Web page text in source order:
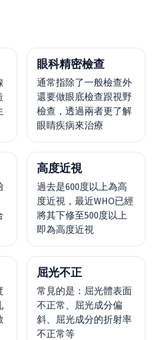
眼科精密檢查
通常指除了一般檢查外
還要做眼底檢查跟視野
檢查，透過兩者更了解
眼睛疾病來治療
高度近視
過去是600度以上為高
度近視，最近WHO已經
將其下修至500度以上
即為高度近視
屈光不正
常見的是：屈光體表面
不正常、屈光成分偏
斜、屈光成分的折射率
不正常等